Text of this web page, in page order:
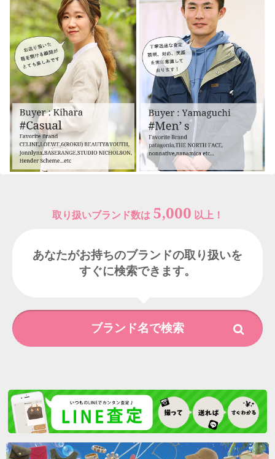
取り扱いブランド数は 5,000 以上！
あなたがお持ちのブランドの取り扱いを
すぐに検索できます。